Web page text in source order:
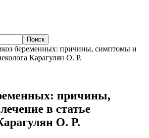
беременных: причины, симптомы и
Карагулян О. Р.
причины,
в статье
О. Р.